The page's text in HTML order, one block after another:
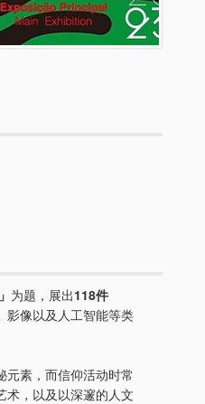
为题，展出118件
影像以及人工智能等类
元素，而信仰活动时常
术，以及以深邃的人文